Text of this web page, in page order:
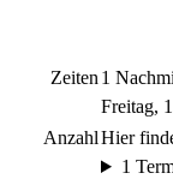
Zeiten 1
Freitag,
AnzahlHier
1